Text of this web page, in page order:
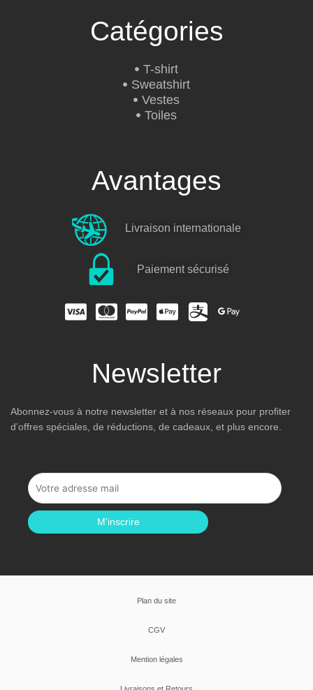
Catégories
T-shirt
Sweatshirt
Vestes
Toiles
Avantages
Livraison internationale
Paiement sécurisé
Newsletter
Abonnez-vous à notre newsletter et à nos réseaux pour profiter
d’offres spéciales, de réductions, de cadeaux, et plus encore.
M'inscrire
Plan du site
CGV
Mention légales